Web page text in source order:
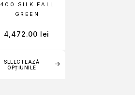
SELECTEAZĂ
OPȚIUNILE
400 SILK FALL
GREEN
4,472.00 lei